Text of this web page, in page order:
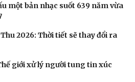
một bản nhạc suốt 639 năm vừa
2026: Thời tiết sẽ thay đổi ra
giới xử lý người tung tin xúc